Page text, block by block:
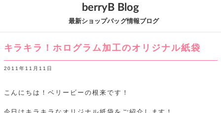
最新ショップバッグ情報ブログ
berryB Blog
キラキラ！ホログラム加工のオリジナル紙袋
2011年11月11日
こんにちは！ベリービーの根来です！